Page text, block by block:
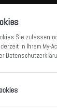
Vergleichen
Sie zulassen
in Ihrem My-